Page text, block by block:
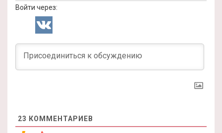
Войти через:
23 КОММЕНТАРИЕВ